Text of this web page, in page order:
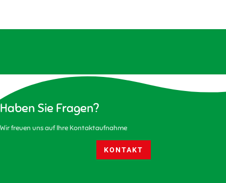
Haben Sie Fragen?
Wir freuen uns auf Ihre Kontaktaufnahme
KONTAKT